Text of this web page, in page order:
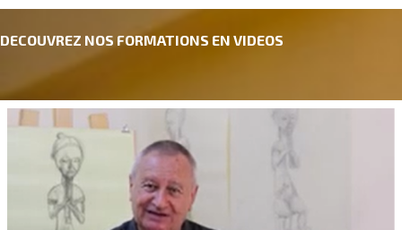
DECOUVREZ NOS FORMATIONS EN VIDEOS